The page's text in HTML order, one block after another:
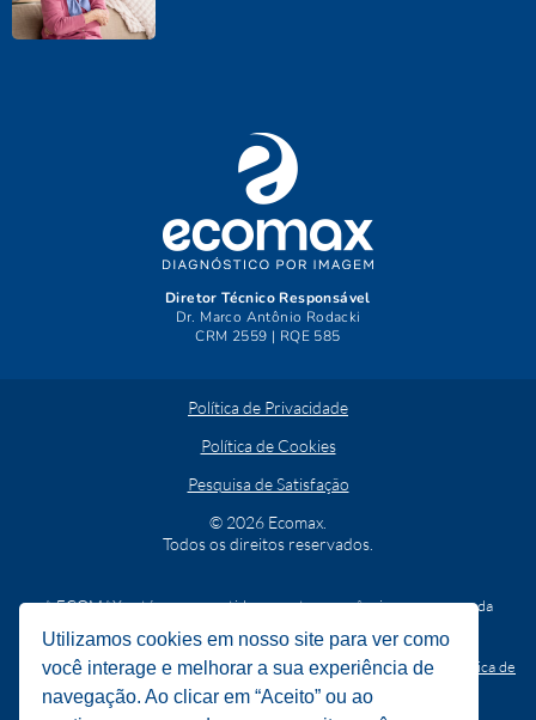
Diretor Técnico Responsável
Dr. Marco Antônio Rodacki
CRM 2559 | RQE 585
Política de Privacidade
Política de Cookies
Pesquisa de Satisfação
© 2026 Ecomax.
Todos os direitos reservados.
A ECOMAX está comprometida com a transparência e segurança da
O usuário pode requerer quaisquer dos seus direitos(item 8 da Política de
Privacidade
mediante solicitação escrita a ser direcionada ao e-
mail: ecomax_lgpd@ecomax-cdi.com.br
Utilizamos cookies em nosso site para ver como
você interage e melhorar a sua experiência de
navegação. Ao clicar em “Aceito” ou ao